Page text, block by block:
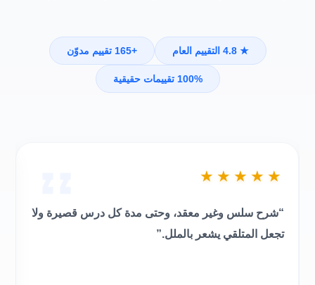
★ 4.8 التقييم العام +165 تقييم مدوّن
100% تقييمات حقيقية
★★★★★
“شرح سلس وغير معقد، وحتى مدة كل درس قصيرة ولا
تجعل المتلقي يشعر بالملل.”